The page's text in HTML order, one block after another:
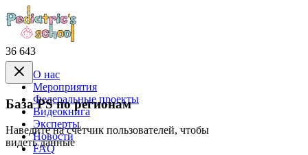
36 643
База PS по регионам
Наведите на счётчик пользователей, чтобы
видеть данные
О нас
Mероприятия
Федеральные проекты
Видеокнига
Эксперты
Новости
FAQ